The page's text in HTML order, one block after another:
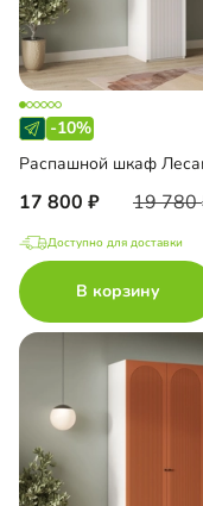
-10%
17 800 19 780
Доступно для доставки
В корзину